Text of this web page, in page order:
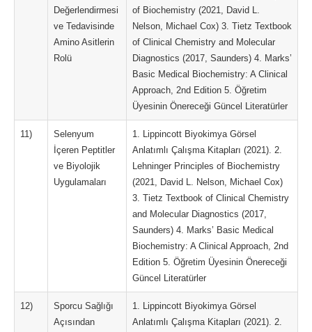
Değerlendirmesi
ve Tedavisinde
Amino Asitlerin
Rolü
of Biochemistry (2021, David L.
Nelson, Michael Cox) 3. Tietz Textbook
of Clinical Chemistry and Molecular
Diagnostics (2017, Saunders) 4. Marks’
Basic Medical Biochemistry: A Clinical
Approach, 2nd Edition 5. Öğretim
Üyesinin Önereceği Güncel Literatürler
11)
Selenyum
İçeren Peptitler
ve Biyolojik
Uygulamaları
1. Lippincott Biyokimya Görsel
Anlatımlı Çalışma Kitapları (2021). 2.
Lehninger Principles of Biochemistry
(2021, David L. Nelson, Michael Cox)
3. Tietz Textbook of Clinical Chemistry
and Molecular Diagnostics (2017,
Saunders) 4. Marks’ Basic Medical
Biochemistry: A Clinical Approach, 2nd
Edition 5. Öğretim Üyesinin Önereceği
Güncel Literatürler
12)
Sporcu Sağlığı
Açısından
1. Lippincott Biyokimya Görsel
Anlatımlı Çalışma Kitapları (2021). 2.